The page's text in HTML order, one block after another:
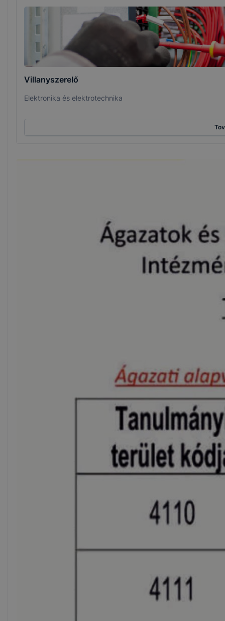
Villanyszerelő
Elektronika és elektrotechnika